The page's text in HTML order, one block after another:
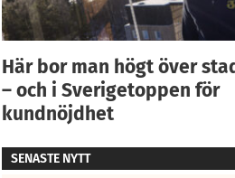
Här bor man högt över
– och i Sverigetoppen för
kundnöjdhet
SENASTE NYTT